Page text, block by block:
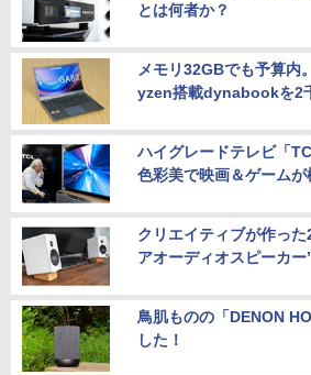
とは何者か？
メモリ32GBでも予算内
yzen搭載dynabookを2
ハイグレードテレビ「
色彩美で映画＆ゲームが
クリエイティブが作っ
アオーディオスピーカー
鳥肌ものの「DENON
した！